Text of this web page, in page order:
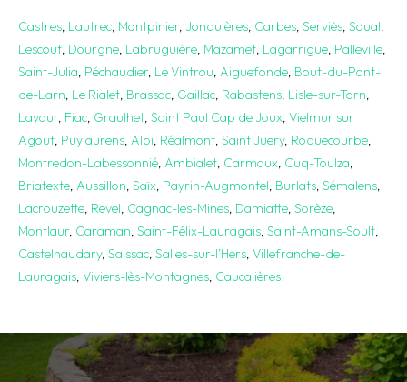
Castres Lautrec Montpinier, Jonquières Carbes Serviès Soual
Lescout Dourgne Labruguière Mazamet Lagarrigue Palleville
Saint-Julia Péchaudier, Le Vintrou Aiguefonde Bout-du-Pont-
de-Larn Le Rialet Brassac Gaillac Rabastens Lisle-sur-Tarn
Lavaur, Fiac Graulhet Saint Paul Cap de Joux Vielmur sur
Agout Puylaurens Albi Réalmont Saint Juery, Roquecourbe
Montredon-Labessonnié Ambialet Carmaux Cuq-Toulza
Briatexte Aussillon Saïx Payrin-Augmontel Burlats Sémalens
Lacrouzette Revel Cagnac-les-Mines Damiatte Sorèze
Montlaur, Caraman Saint-Félix-Lauragais Saint-Amans-Soult
Castelnaudary, Saissac Salles-sur-l’Hers Villefranche-de-
Lauragais Viviers-lès-Montagnes Caucalières